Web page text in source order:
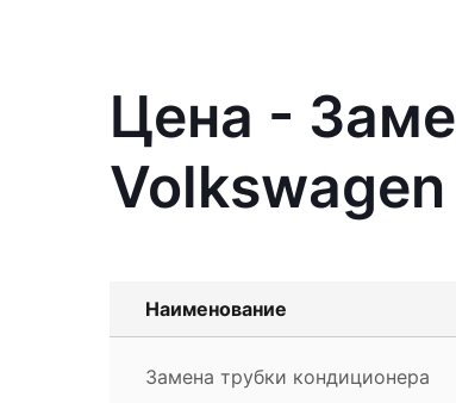
Цена -
Наименование
Замена трубки кондиционера